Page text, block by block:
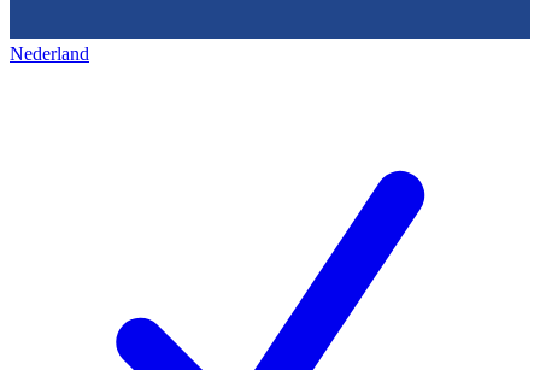
Nederland